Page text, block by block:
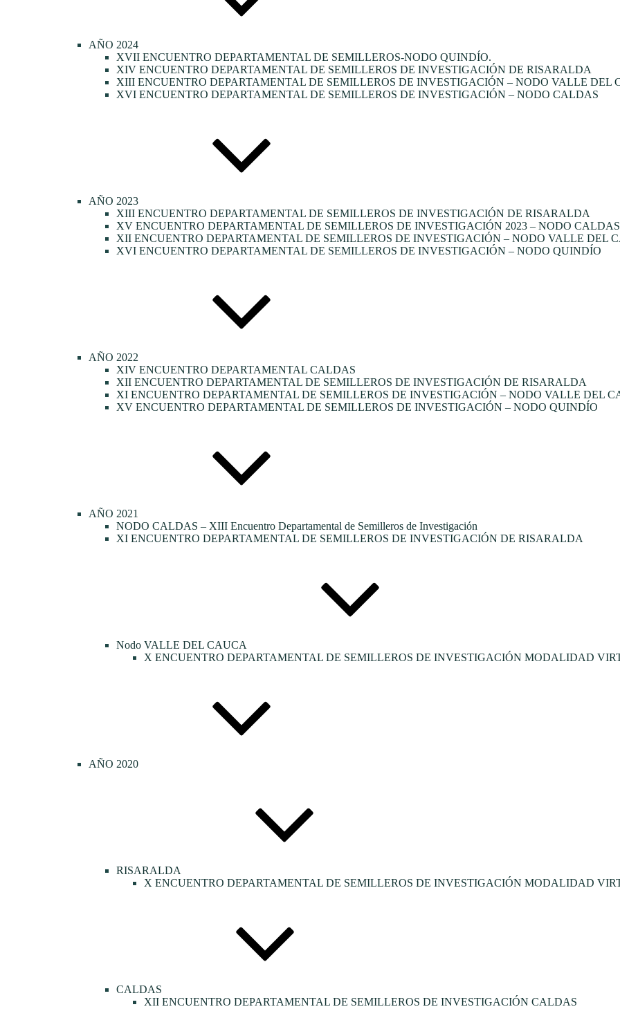
AÑO 2024
XVII ENCUENTRO DEPARTAMENTAL DE SEMILLEROS-NODO QUINDÍO.
XIV ENCUENTRO DEPARTAMENTAL DE SEMILLEROS DE INVESTIGACIÓN DE RISARALDA
XIII ENCUENTRO DEPARTAMENTAL DE SEMILLEROS DE INVESTIGACIÓN – NODO VALLE DEL
XVI ENCUENTRO DEPARTAMENTAL DE SEMILLEROS DE INVESTIGACIÓN – NODO CALDAS
AÑO 2023
XIII ENCUENTRO DEPARTAMENTAL DE SEMILLEROS DE INVESTIGACIÓN DE RISARALDA
XV ENCUENTRO DEPARTAMENTAL DE SEMILLEROS DE INVESTIGACIÓN 2023 – NODO CALDAS
XII ENCUENTRO DEPARTAMENTAL DE SEMILLEROS DE INVESTIGACIÓN – NODO VALLE DEL
XVI ENCUENTRO DEPARTAMENTAL DE SEMILLEROS DE INVESTIGACIÓN – NODO QUINDÍO
AÑO 2022
XIV ENCUENTRO DEPARTAMENTAL CALDAS
XII ENCUENTRO DEPARTAMENTAL DE SEMILLEROS DE INVESTIGACIÓN DE RISARALDA
XI ENCUENTRO DEPARTAMENTAL DE SEMILLEROS DE INVESTIGACIÓN – NODO VALLE DEL
XV ENCUENTRO DEPARTAMENTAL DE SEMILLEROS DE INVESTIGACIÓN – NODO QUINDÍO
AÑO 2021
NODO CALDAS – XIII Encuentro Departamental de Semilleros de Investigación
XI ENCUENTRO DEPARTAMENTAL DE SEMILLEROS DE INVESTIGACIÓN DE RISARALDA
Nodo VALLE DEL CAUCA
X ENCUENTRO DEPARTAMENTAL DE SEMILLEROS DE INVESTIGACIÓN MODALIDAD
AÑO 2020
RISARALDA
X ENCUENTRO DEPARTAMENTAL DE SEMILLEROS DE INVESTIGACIÓN MODALIDAD
CALDAS
XII ENCUENTRO DEPARTAMENTAL DE SEMILLEROS DE INVESTIGACIÓN CALDAS